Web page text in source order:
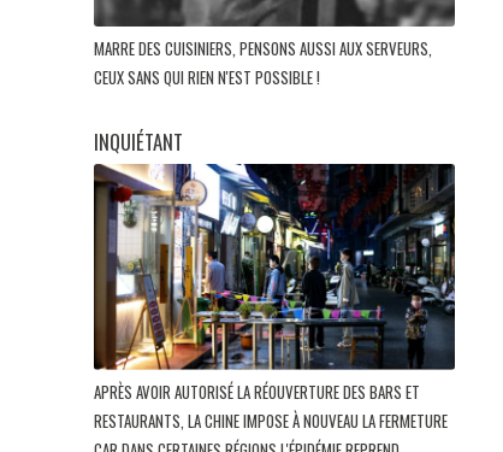
MARRE DES CUISINIERS, PENSONS AUSSI AUX SERVEURS,
CEUX SANS QUI RIEN N'EST POSSIBLE !
INQUIÉTANT
APRÈS AVOIR AUTORISÉ LA RÉOUVERTURE DES BARS ET
RESTAURANTS, LA CHINE IMPOSE À NOUVEAU LA FERMETURE